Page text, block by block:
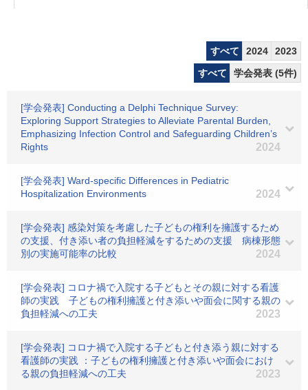
すべて 2024
2023
すべて
学会発表 (5件)
[学会発表] Conducting a Delphi Technique Survey:
Exploring Support Strategies to Alleviate Parental Burden,
Emphasizing Infection Control and Safeguarding Children’s
Rights
2024
[学会発表] Ward-specific Differences in Pediatric
Hospitalization Environments
2024
[学会発表] 感染対策を考慮した子どもの権利を擁護するため
の支援、付き添い者の負担軽減をするための支援 病棟形態
別の実施可能率の比較
2024
[学会発表] コロナ禍で入院する子どもとその親に対する看護
師の実践 子どもの権利擁護と付き添いや面会に関する親の
負担軽減への工夫
2023
[学会発表] コロナ禍で入院する子どもと付き添う親に対する
看護師の実践 ：子どもの権利擁護と付き添いや面会におけ
る親の負担軽減への工夫
2023